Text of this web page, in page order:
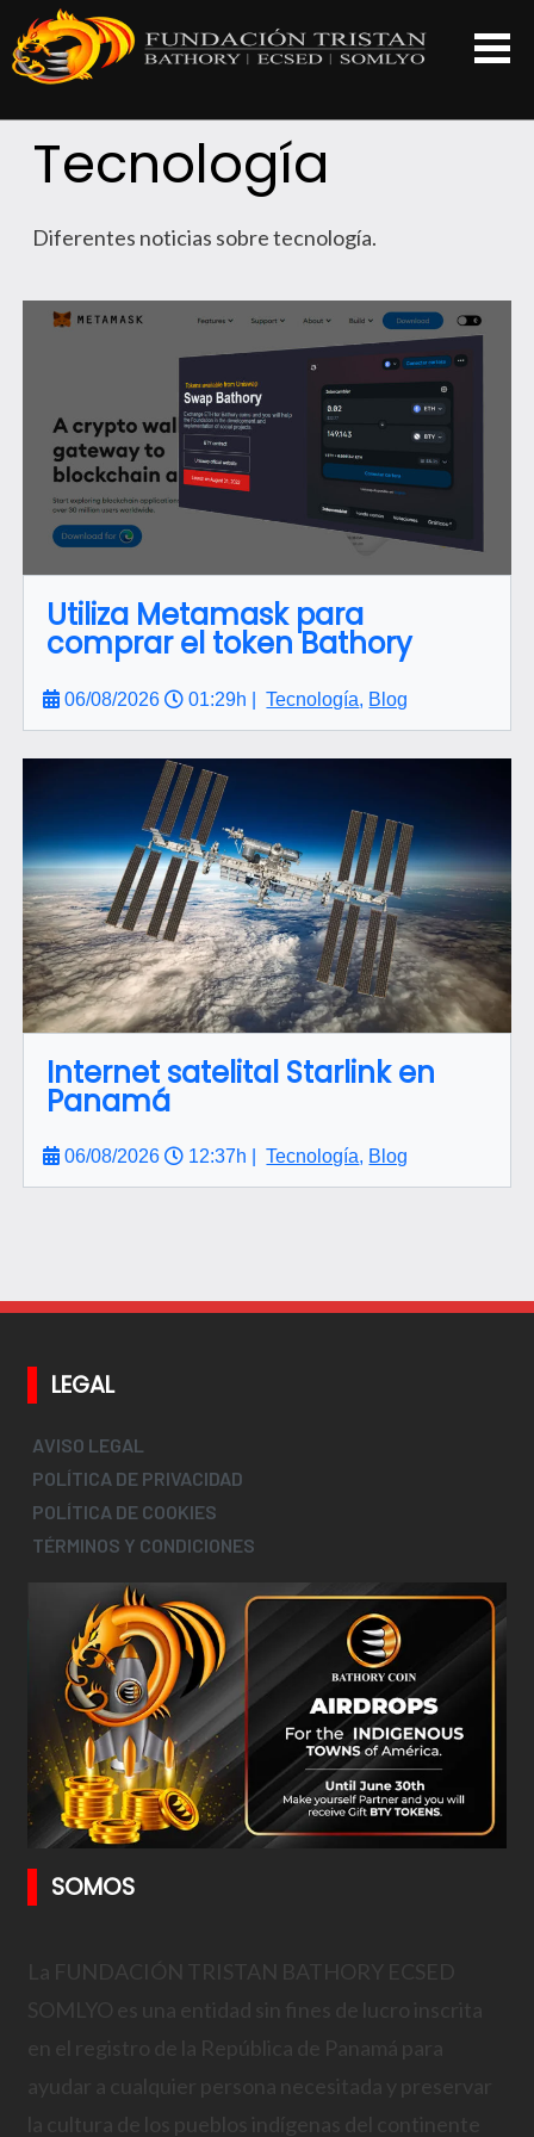
Tecnología
Diferentes noticias sobre tecnología.
Utiliza Metamask para
comprar el token Bathory
06/08/2026 01:29h |Tecnología, Blog
Internet satelital Starlink en
Panamá
06/08/2026 12:37h |Tecnología, Blog
SOMOS
La FUNDACIÓN TRISTAN BATHORY ECSED
SOMLYO es una entidad sin fines de lucro inscrita
en el registro de la República de Panamá para
ayudar a cualquier persona necesitada y preservar
la cultura de los pueblos indígenas del continente
LEGAL
AVISO LEGAL
POLÍTICA DE PRIVACIDAD
POLÍTICA DE COOKIES
TÉRMINOS Y CONDICIONES